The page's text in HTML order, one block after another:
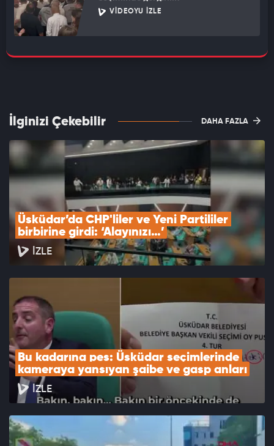
VIDEOYU İZLE
İlginizi Çekebilir DAHA FAZLA
Üsküdar’da CHP'liler ve Yeni Partililer
birbirine girdi: ‘Alayınızı…’
İZLE
Bu kadarına pes: Üsküdar seçimlerinde
kameraya yansıyan şaibe ve gasp anları
İZLE